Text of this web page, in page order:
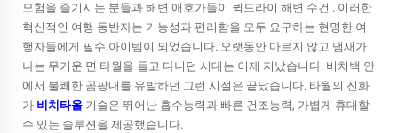
모험을 즐기시는 분들과 해변 애호가들이 퀵드라이 해변 수건 . 이러한
혁신적인 여행 동반자는 기능성과 편리함을 모두 요구하는 현명한 여
행자들에게 필수 아이템이 되었습니다. 오랫동안 마르지 않고 냄새가
나는 무거운 면 타월을 들고 다니던 시대는 이제 지났습니다. 비치백 안
에서 불쾌한 곰팡내를 유발하던 그런 시절은 끝났습니다. 타월의 진화
가 비치타올 기술은 뛰어난 흡수능력과 빠른 건조능력, 가볍게 휴대할
수 있는 솔루션을 제공했습니다.